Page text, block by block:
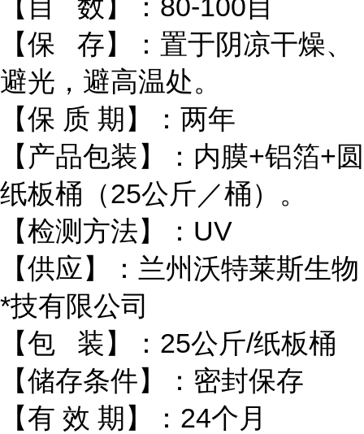
【目 数】：80-100目
【保 存】：置于阴凉干燥、
避光，避高温处。
【保 质 期】：两年
【产品包装】：内膜+铝箔+圆
纸板桶（25公斤／桶）。
【检测方法】：UV
【供应】：兰州沃特莱斯生物
*技有限公司
【包 装】：25公斤/纸板桶
【储存条件】：密封保存
【有 效 期】：24个月